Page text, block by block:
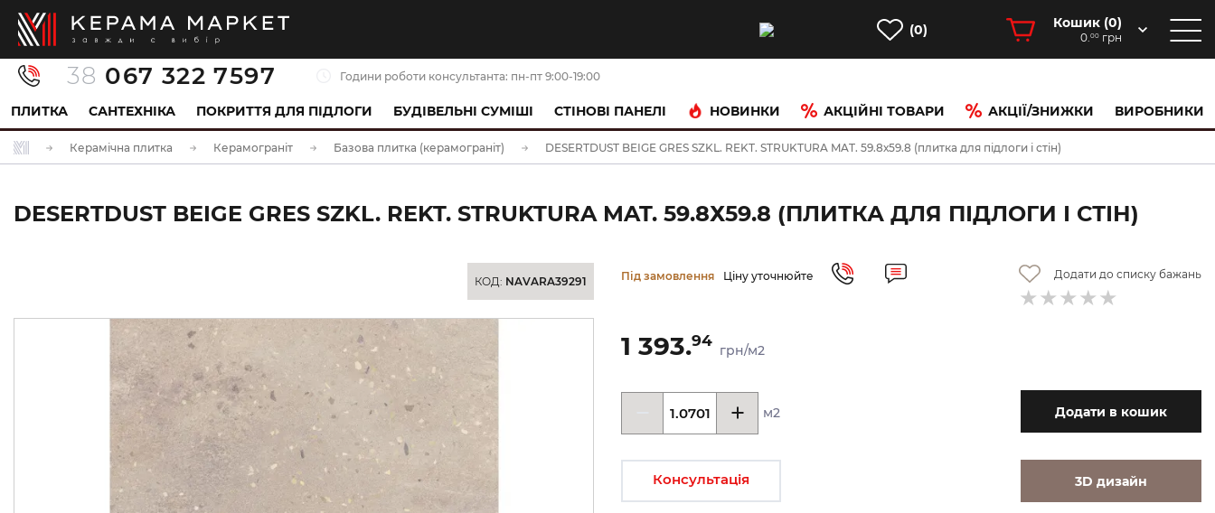
(0) Кошик (0)
0.00 грн
38 067 322 7597 Години роботи консультанта: пн-пт 9:00-19:00
ПЛИТКА САНТЕХНІКА ПОКРИТТЯ ДЛЯ ПІДЛОГИ БУДІВЕЛЬНІ СУМІШІ CТІНОВІ ПАНЕЛІ НОВИНКИ АКЦІЙНІ ТОВАРИ АКЦІЇ/ЗНИЖКИ ВИРОБНИКИ
Керамічна плитка Керамограніт Базова плитка (керамограніт) DESERTDUST BEIGE GRES SZKL. REKT. STRUKTURA MAT. 59.8х59.8 (плитка для підлоги і стін)
DESERTDUST BEIGE GRES SZKL. REKT. STRUKTURA MAT. 59.8Х59.8 (ПЛИТКА ДЛЯ ПІДЛОГИ І СТІН)
КОД: NAVARA39291 Під замовлення Ціну уточнюйте Додати до списку бажань
1 393.94
грн/м2
м2 Додати в кошик
Консультація 3D дизайн